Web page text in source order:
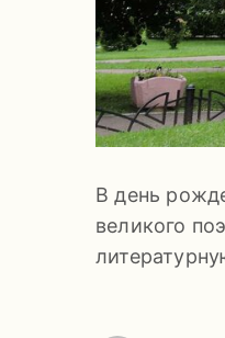
В день
великого